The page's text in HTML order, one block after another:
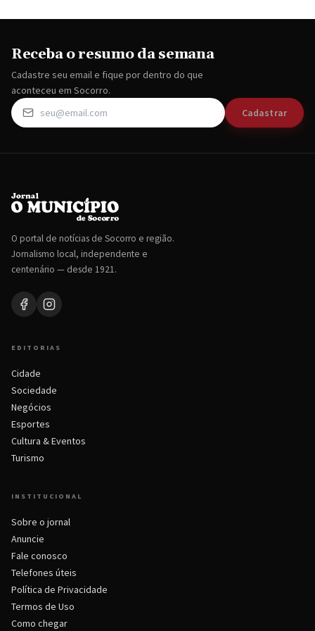
Receba o resumo da semana
Cadastre seu email e fique por dentro do que
aconteceu em Socorro.
Cadastrar
O portal de notícias de Socorro e região.
Jornalismo local, independente e
centenário — desde 1921.
EDITORIAS
Cidade
Sociedade
Negócios
Esportes
Cultura & Eventos
Turismo
INSTITUCIONAL
Sobre o jornal
Anuncie
Fale conosco
Telefones úteis
Política de Privacidade
Termos de Uso
Como chegar